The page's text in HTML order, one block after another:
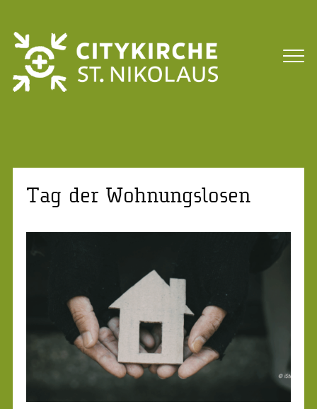
Tag der Wohnungslosen